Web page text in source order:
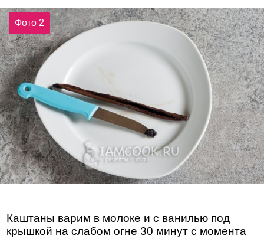
Фото 2
Каштаны варим в молоке и с ванилью под
крышкой на слабом огне 30 минут с момента